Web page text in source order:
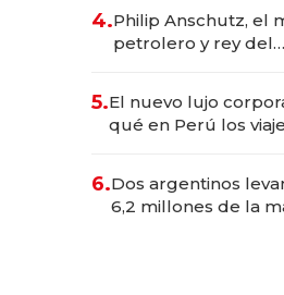
4.Philip Anschutz, el
petrolero y rey del
Fénix
5.El nuevo lujo
qué en Perú los
para convertirse en
transformadoras
6.Dos argentinos
6,2 millones de la